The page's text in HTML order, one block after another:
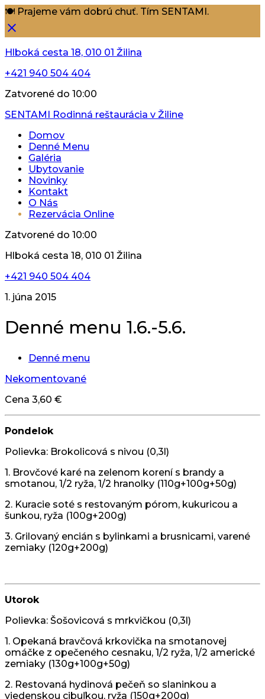
🍽️ Prajeme vám dobrú chuť. Tím SENTAMI.
Hlboká cesta 18, 010 01 Žilina
+421 940 504 404
Zatvorené do 10:00
SENTAMI Rodinná reštaurácia v Žiline
Domov
Denné Menu
Galéria
Ubytovanie
Novinky
Kontakt
O Nás
Rezervácia Online
Zatvorené do 10:00
Hlboká cesta 18, 010 01 Žilina
+421 940 504 404
1. júna 2015
Denné menu 1.6.-5.6.
Denné menu
Nekomentované
Cena 3,60 €
Pondelok
Polievka: Brokolicová s nivou (0,3l)
1. Brovčové karé na zelenom korení s brandy a
smotanou, 1/2 ryža, 1/2 hranolky (110g+100g+50g)
2. Kuracie soté s restovaným pórom, kukuricou a
šunkou, ryža (100g+200g)
3. Grilovaný encián s bylinkami a brusnicami, varené
zemiaky (120g+200g)
Utorok
Polievka: Šošovicová s mrkvičkou (0,3l)
1. Opekaná bravčová krkovička na smotanovej
omáčke z opečeného cesnaku, 1/2 ryža, 1/2 americké
zemiaky (130g+100g+50g)
2. Restovaná hydinová pečeň so slaninkou a
viedenskou cibuľkou, ryža (150g+200g)